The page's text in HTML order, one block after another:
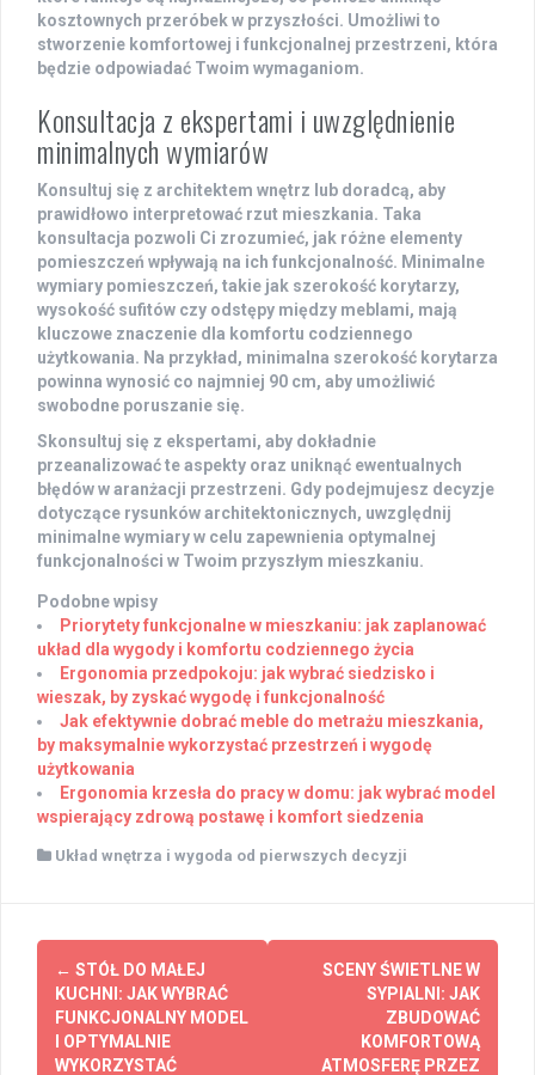
kosztownych przeróbek w przyszłości. Umożliwi to
stworzenie komfortowej i funkcjonalnej przestrzeni, która
będzie odpowiadać Twoim wymaganiom.
Konsultacja z ekspertami i uwzględnienie
minimalnych wymiarów
Konsultuj się z architektem wnętrz lub doradcą, aby
prawidłowo interpretować rzut mieszkania. Taka
konsultacja pozwoli Ci zrozumieć, jak różne elementy
pomieszczeń wpływają na ich funkcjonalność. Minimalne
wymiary pomieszczeń, takie jak szerokość korytarzy,
wysokość sufitów czy odstępy między meblami, mają
kluczowe znaczenie dla komfortu codziennego
użytkowania. Na przykład, minimalna szerokość korytarza
powinna wynosić co najmniej 90 cm, aby umożliwić
swobodne poruszanie się.
Skonsultuj się z ekspertami, aby dokładnie
przeanalizować te aspekty oraz uniknąć ewentualnych
błędów w aranżacji przestrzeni. Gdy podejmujesz decyzje
dotyczące rysunków architektonicznych, uwzględnij
minimalne wymiaryw celu zapewnienia optymalnej
funkcjonalności w Twoim przyszłym mieszkaniu.
Podobne wpisy
Priorytety funkcjonalne w mieszkaniu: jak zaplanować
układ dla wygody i komfortu codziennego życia
Ergonomia przedpokoju: jak wybrać siedzisko i
wieszak, by zyskać wygodę i funkcjonalność
Jak efektywnie dobrać meble do metrażu mieszkania,
by maksymalnie wykorzystać przestrzeń i wygodę
użytkowania
Ergonomia krzesła do pracy w domu: jak wybrać model
wspierający zdrową postawę i komfort siedzenia
Układ wnętrza i wygoda od pierwszych decyzji
Post
navigation
← STÓŁ DO MAŁEJ
KUCHNI: JAK WYBRAĆ
FUNKCJONALNY MODEL
I OPTYMALNIE
WYKORZYSTAĆ
SCENY ŚWIETLNE W
SYPIALNI: JAK
ZBUDOWAĆ
KOMFORTOWĄ
ATMOSFERĘ PRZEZ